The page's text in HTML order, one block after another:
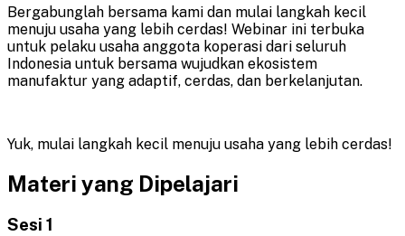
Bergabunglah bersama kami dan mulai langkah kecil
menuju usaha yang lebih cerdas! Webinar ini terbuka
untuk pelaku usaha anggota koperasi dari seluruh
Indonesia untuk bersama wujudkan ekosistem
manufaktur yang adaptif, cerdas, dan berkelanjutan.
Yuk, mulai langkah kecil menuju usaha yang lebih cerdas!
Materi yang Dipelajari
Sesi 1